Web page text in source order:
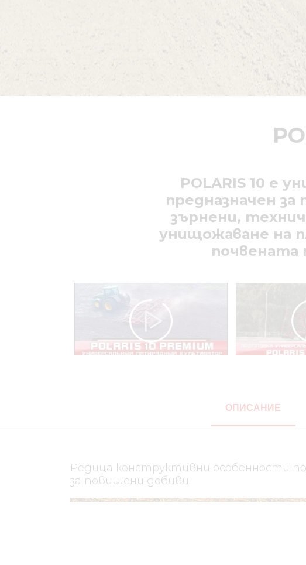
POLARIS 10 е
предназначен
зърнени,
унищожаване на
почвената
OПИСАНИЕ
Редица конструктивни особенности
за повишени добиви.